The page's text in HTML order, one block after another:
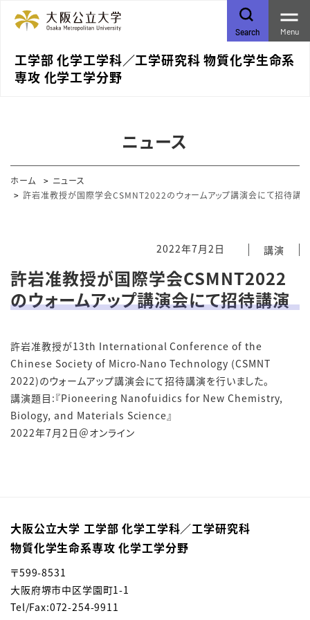
工学部 化学工学科／⼯学研究科 物質化学⽣命系
専攻 化学⼯学分野
Search Menu
ニュース
ホーム
ニュース
許岩准教授が国際学会CSMNT2022のウォームアップ講演会にて招待講
2022年7月2日 講演
許岩准教授が国際学会CSMNT2022
のウォームアップ講演会にて招待講演
許岩准教授が13th International Conference of the
Chinese Society of Micro-Nano Technology (CSMNT
2022)のウォームアップ講演会にて招待講演を行いました。
講演題目:『Pioneering Nanofuidics for New Chemistry,
Biology, and Materials Science』
2022年7月2日＠オンライン
大阪公立大学 工学部 化学工学科／⼯学研究科
物質化学⽣命系専攻 化学⼯学分野
〒599-8531
大阪府堺市中区学園町1-1
Tel/Fax:072-254-9911